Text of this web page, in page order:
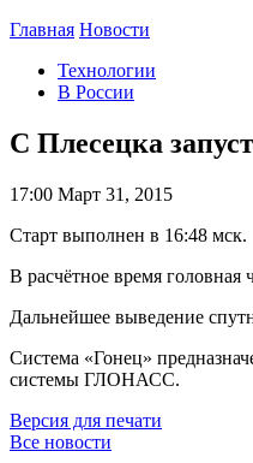
Главная Новости
Технологии
В России
С Плесецка
17:00 Март 31, 2015
Старт выполнен в 16:48 мск.
В расчётное время головная
Дальнейшее выведение
Система «Гонец»
системы ГЛОНАСС.
Версия для печати
Все новости